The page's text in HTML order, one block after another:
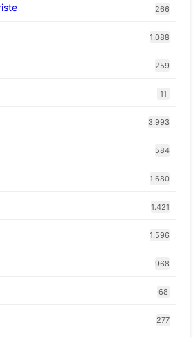
266
1.088
259
11
3.993
584
1.680
1.421
1.596
968
68
277